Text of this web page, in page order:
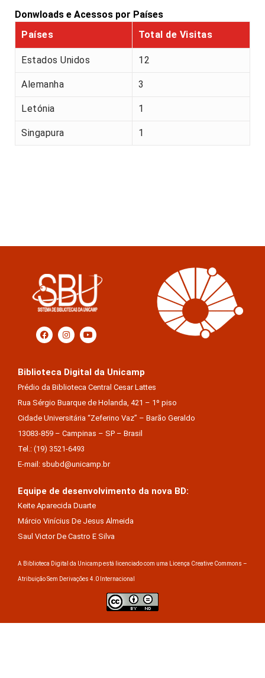
Donwloads e Acessos por Países
Países
Total de Visitas
Estados Unidos 12
Alemanha 3
Letónia 1
Singapura 1
Biblioteca Digital da Unicamp
Prédio da Biblioteca Central Cesar Lattes
Rua Sérgio Buarque de Holanda, 421 – 1º piso
Cidade Universitária “Zeferino Vaz” – Barão Geraldo
13083-859 – Campinas – SP – Brasil
Tel.: (19) 3521-6493
E-mail: sbubd@unicamp.br
Equipe de desenvolvimento da nova BD:
Keite Aparecida Duarte
Márcio Vinícius De Jesus Almeida
Saul Victor De Castro E Silva
A Biblioteca Digital da Unicamp está licenciado com uma Licença Creative Commons –
Atribuição Sem Derivações 4.0 Internacional